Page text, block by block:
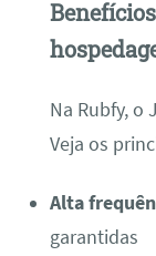
Na Rubfy, o
Veja os
Alta
garantidas